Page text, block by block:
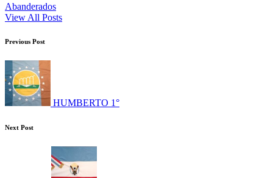
Abanderados
View All Posts
Post
navigation
Previous Post
HUMBERTO 1°
Next Post